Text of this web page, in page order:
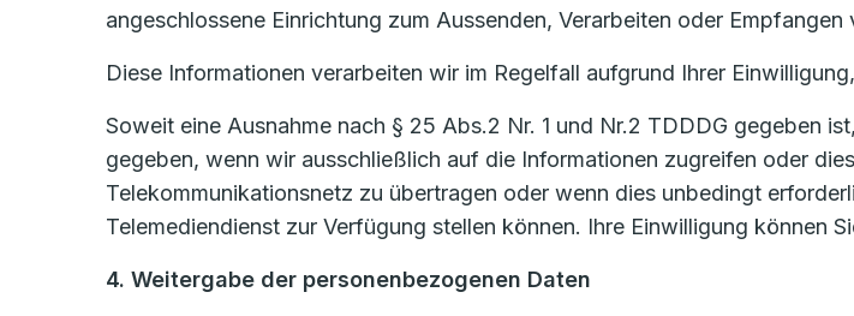
angeschlossene Einrichtung zum Aussenden, Verarbeiten oder
Diese Informationen verarbeiten wir im Regelfall aufgrund Ihrer
Soweit eine Ausnahme nach § 25 Abs.2 Nr. 1 und Nr.2 TDDDG gegeben
gegeben, wenn wir ausschließlich auf die Informationen zugreifen oder
Telekommunikationsnetz zu übertragen oder wenn dies unbedingt
Telemediendienst zur Verfügung stellen können. Ihre Einwilligung können
4. Weitergabe der personenbezogenen Daten